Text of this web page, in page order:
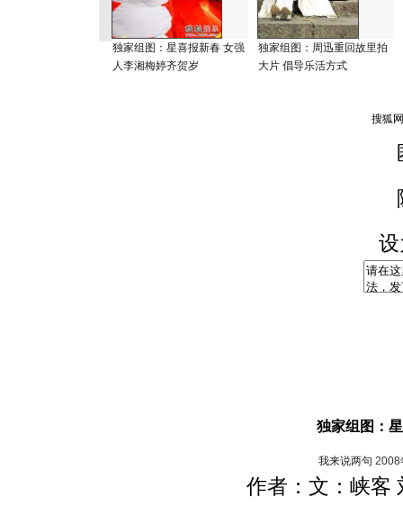
独家组图：星喜报新春 女强
人李湘梅婷齐贺岁
独家组图：周迅重回故里拍
大片 倡导乐活方式
独家组图：
我来说两句 2008
作者：文：峡客